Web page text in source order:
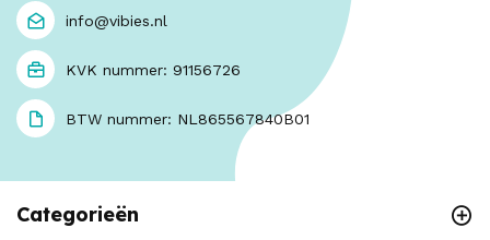
info@vibies.nl
KVK nummer: 91156726
BTW nummer: NL865567840B01
Categorieën